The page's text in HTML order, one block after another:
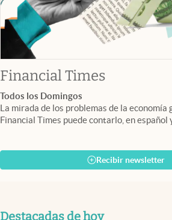
Financial Timesabre en
Todos los Domingos
La mirada de los problemas de la economía
Financial Times puede contarlo, en español
Recibir newsletter
Destacadas de hoy